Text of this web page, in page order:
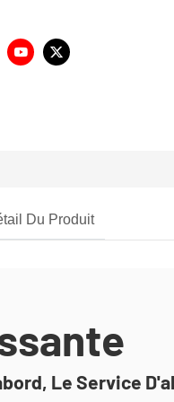
Du Produit
Le Service